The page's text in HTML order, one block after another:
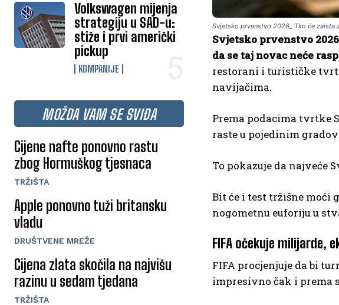
Volkswagen mijenja
strategiju u SAD-u:
stiže i prvi američki
pickup
KOMPANIJE
MOŽDA VAM SE SVIĐA
Cijene nafte ponovno rastu
zbog Hormuškog tjesnaca
TRŽIŠTA
Apple ponovno tuži britansku
vladu
DRUŠTVENE MREŽE
Cijena zlata skočila na najvišu
razinu u sedam tjedana
TRŽIŠTA
Svjetsko prvenstvo 2026_ Tko će zaista
Svjetsko prvenstvo
da se taj novac neće
restorani i turističke
navijačima.
Prema podacima tvrtke
raste u pojedinim
To pokazuje da najveće
Bit će i test tržišne moći
nogometnu euforiju u
FIFA očekuje milijarde,
FIFA procjenjuje da bi
impresivno čak i prema